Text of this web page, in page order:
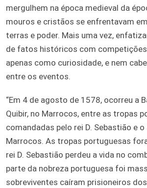
mergulhem na época medieval da
mouros e cristãos se enfrentavam
terras e poder. Mais uma vez,
de fatos históricos com
apenas como curiosidade, e nem
entre os eventos.
“Em 4 de agosto de 1578, ocorreu a
Quibir, no Marrocos, entre as tropas
comandadas pelo rei D. Sebastião e
Marrocos. As tropas portuguesas
rei D. Sebastião perdeu a vida no
parte da nobreza portuguesa foi
sobreviventes caíram prisioneiros